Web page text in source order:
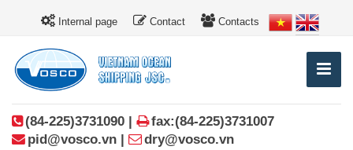
Internal page Contact Contacts
(84-225)3731090 |
fax:(84-225)3731007
pid@vosco.vn |
dry@vosco.vn